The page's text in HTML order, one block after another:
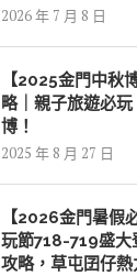
2026 年 7 月 8 日
【2025金門中秋
略｜親子旅遊必
博！
2025 年 8 月 27 日
【2026金門暑假
玩節718-719盛大
攻略，草屯囝仔熱